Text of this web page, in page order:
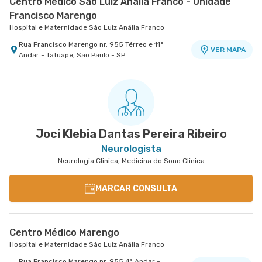
Francisco Marengo
Hospital e Maternidade São Luiz Anália Franco
Rua Francisco Marengo nr. 955 Térreo e 11°
Andar - Tatuape, Sao Paulo - SP
VER MAPA
Joci Klebia Dantas Pereira Ribeiro
Neurologista
Neurologia Clinica, Medicina do Sono Clinica
MARCAR CONSULTA
Centro Médico Marengo
Hospital e Maternidade São Luiz Anália Franco